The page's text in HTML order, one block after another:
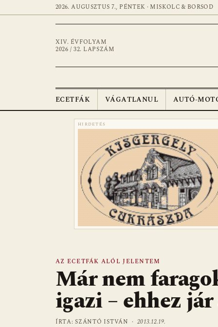
2026. AUGUSZTUS 7., PÉNTEK · MISKOLC & BORSOD
XIV. ÉVFOLYAM
2026 / 32. LAPSZÁM
ECETFÁK VÁGATLANUL AUTÓ-
HIRDETÉS
AZ ECETFÁK ALÓL JELENTEM
Már nem
igazi – ehhez
ÍRTA: SZÁNTÓ ISTVÁN ·2013.12.19.